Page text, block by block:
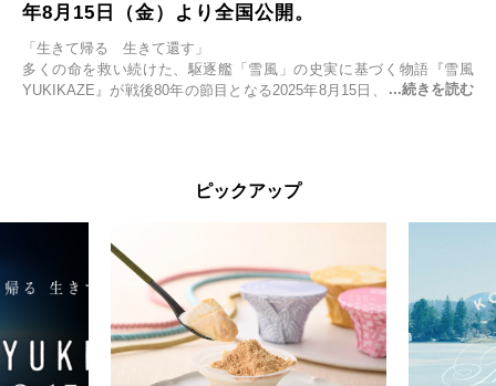
年8月15日（金）より全国公開。
「生きて帰る 生きて還す」
多くの命を救い続けた、駆逐艦「雪風」の史実に基づく物語『雪風
YUKIKAZE』が戦後80年の節目となる2025年8月15日、全国公開され
くの仲間の命を救い帰還させ、戦後まで生き抜き「幸運艦」と呼ばれ
主演は「雪風」の艦長・寺澤一利を演じる竹野内豊。先任伍長・早瀬
幸平を玉木宏が演じるほか、奥平大兼、田中麗奈、石丸幹二、益岡徹
など実力派俳優が共演。そして戦艦大和と運命を共にした帝国海軍・
第二艦隊司令長官、伊藤整一を中井貴一が圧倒的な存在感で演じ切
る。
ピックアップ